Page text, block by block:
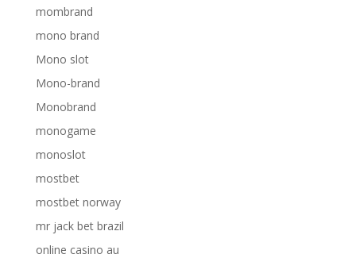
mombrand
mono brand
Mono slot
Mono-brand
Monobrand
monogame
monoslot
mostbet
mostbet norway
mr jack bet brazil
online casino au